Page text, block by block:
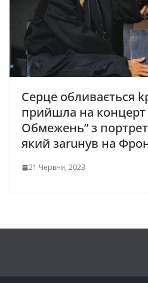
Серце обливається
прийшла на концерт
Обмежень” з
який заruнув на
21 Червня, 2023